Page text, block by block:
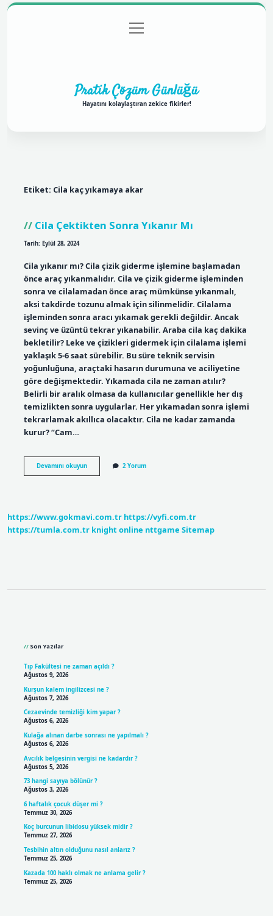
Gizlilik Politikası
menüyü
aç
Pratik Çözüm Günlüğü
Hayatını kolaylaştıran zekice fikirler!
Etiket: Cila kaç yıkamaya akar
Cila Çektikten Sonra Yıkanır Mı
Tarih: Eylül 28, 2024
Cila yıkanır mı? Cila çizik giderme işlemine başlamadan
önce araç yıkanmalıdır. Cila ve çizik giderme işleminden
sonra ve cilalamadan önce araç mümkünse yıkanmalı,
aksi takdirde tozunu almak için silinmelidir. Cilalama
işleminden sonra aracı yıkamak gerekli değildir. Ancak
sevinç ve üzüntü tekrar yıkanabilir. Araba cila kaç dakika
bekletilir? Leke ve çizikleri gidermek için cilalama işlemi
yaklaşık 5-6 saat sürebilir. Bu süre teknik servisin
yoğunluğuna, araçtaki hasarın durumuna ve aciliyetine
göre değişmektedir. Yıkamada cila ne zaman atılır?
Belirli bir aralık olmasa da kullanıcılar genellikle her dış
temizlikten sonra uygularlar. Her yıkamadan sonra işlemi
tekrarlamak akıllıca olacaktır. Cila ne kadar zamanda
kurur? “Cam…
Devamını okuyunCila
Çektikten
2 Yorum
https://www.gokmavi.com.tr https://vyfi.com.tr
https://tumla.com.tr knight online nttgame Sitemap
Son Yazılar
Tıp Fakültesi ne zaman açıldı ?
Ağustos 9, 2026
Kurşun kalem ingilizcesi ne ?
Ağustos 7, 2026
Cezaevinde temizliği kim yapar ?
Ağustos 6, 2026
Kulağa alınan darbe sonrası ne yapılmalı ?
Ağustos 6, 2026
Avcılık belgesinin vergisi ne kadardır ?
Ağustos 5, 2026
73 hangi sayıya bölünür ?
Ağustos 3, 2026
6 haftalık çocuk düşer mi ?
Temmuz 30, 2026
Koç burcunun libidosu yüksek midir ?
Temmuz 27, 2026
Tesbihin altın olduğunu nasıl anlarız ?
Temmuz 25, 2026
Kazada 100 haklı olmak ne anlama gelir ?
Temmuz 25, 2026